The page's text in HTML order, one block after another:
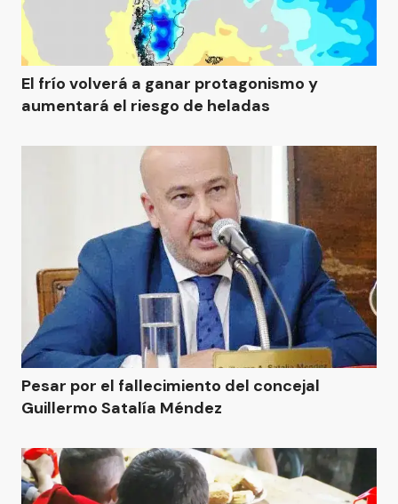
El frío volverá a ganar protagonismo y
aumentará el riesgo de heladas
Pesar por el fallecimiento del concejal
Guillermo Satalía Méndez